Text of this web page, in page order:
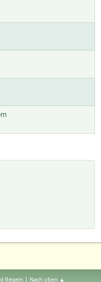
Regeln | Nach oben ▲